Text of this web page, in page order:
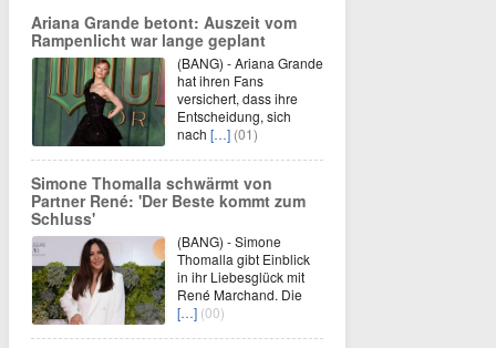
Ariana Grande betont: Auszeit vom
Rampenlicht war lange geplant
(BANG) - Ariana Grande
hat ihren Fans
versichert, dass ihre
Entscheidung, sich
nach […] (01)
Simone Thomalla schwärmt von
Partner René: 'Der Beste kommt zum
Schluss'
(BANG) - Simone
Thomalla gibt Einblick
in ihr Liebesglück mit
René Marchand. Die
[…] (00)